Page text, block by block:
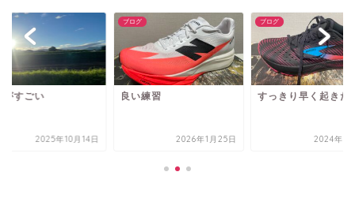
がすごい
2025年10月14日
ブログ
良い練習
2026年1月25日
ブログ
すっきり早く起きた
2024年7